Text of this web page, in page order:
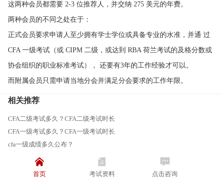
这两种会员都需要 2-3 位推荐人，并交纳 275 美元的年费。
两种会员的不同之处在于：
正式会员要求申请人至少拥有学士学位或具备专业的水准，并通 过
CFA 一级考试（或 CIPM 二级，或达到 RBA 荷兰考试的及格分数或
协会组织的职业标准考试）， 还要有3年的工作经验才可以。
而附属会员只需申请当地分会并满足分会要求的工作年限。
相关推荐
CFA二级考试多久？CFA二级考试时长
CFA一级考试多久？CFA一级考试时长
cfa一级成绩多久公布？
首页 考试资料 点击咨询